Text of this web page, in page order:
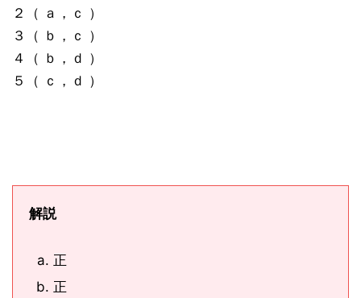
２（ ａ，ｃ ）
３（ ｂ，ｃ ）
４（ ｂ，ｄ ）
５（ ｃ，ｄ ）
解説
正
正